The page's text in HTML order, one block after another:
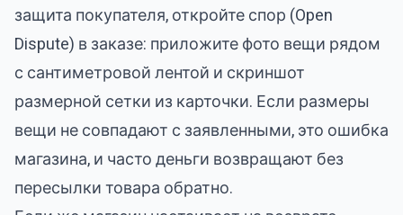
защита покупателя, откройте спор (Open
Dispute) в заказе: приложите фото вещи рядом
с сантиметровой лентой и скриншот
размерной сетки из карточки. Если размеры
вещи не совпадают с заявленными, это ошибка
магазина, и часто деньги возвращают без
пересылки товара обратно.